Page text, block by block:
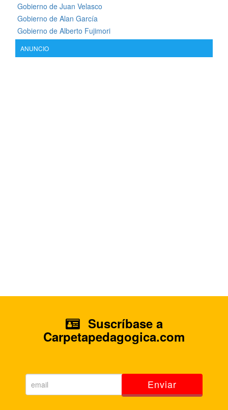
Gobierno de Juan Velasco
Gobierno de Alan García
Gobierno de Alberto Fujimori
ANUNCIO
Suscríbase a
Carpetapedagogica.com
Enviar